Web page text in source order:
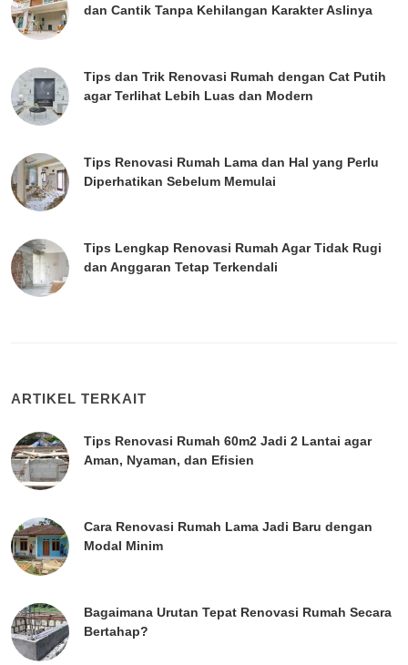
dan Cantik Tanpa Kehilangan Karakter Aslinya
Tips dan Trik Renovasi Rumah dengan Cat Putih
agar Terlihat Lebih Luas dan Modern
Tips Renovasi Rumah Lama dan Hal yang Perlu
Diperhatikan Sebelum Memulai
Tips Lengkap Renovasi Rumah Agar Tidak Rugi
dan Anggaran Tetap Terkendali
ARTIKEL TERKAIT
Tips Renovasi Rumah 60m2 Jadi 2 Lantai agar
Aman, Nyaman, dan Efisien
Cara Renovasi Rumah Lama Jadi Baru dengan
Modal Minim
Bagaimana Urutan Tepat Renovasi Rumah Secara
Bertahap?